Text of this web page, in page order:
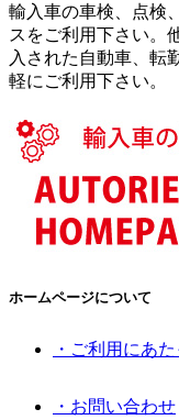
輸入車の車検、点検
スをご利用下さい。
入された自動車、転
軽にご利用下さい。
ホームページについて
・ご利用にあ
・お問い合わせ